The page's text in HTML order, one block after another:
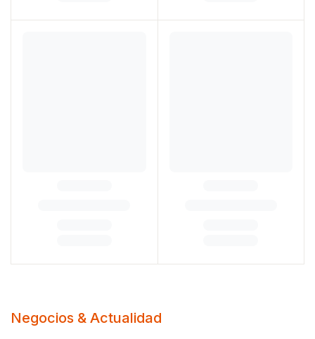
Negocios & Actualidad